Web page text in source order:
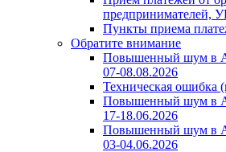
предпринимателей,
Пункты приема
Обратите внимание
Повышенный шум в
07-08.08.2026
Техническая ошибка
Повышенный шум в
17-18.06.2026
Повышенный шум в
03-04.06.2026